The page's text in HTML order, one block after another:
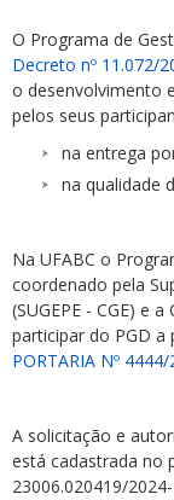
O Programa de
Decreto nº 11.072/
o desenvolvimento
pelos seus
na entrega
na qualidade
Na UFABC o
coordenado pela
(SUGEPE - CGE) e
participar do PGD
PORTARIA Nº
A solicitação e
está cadastrada no
23006.020419/